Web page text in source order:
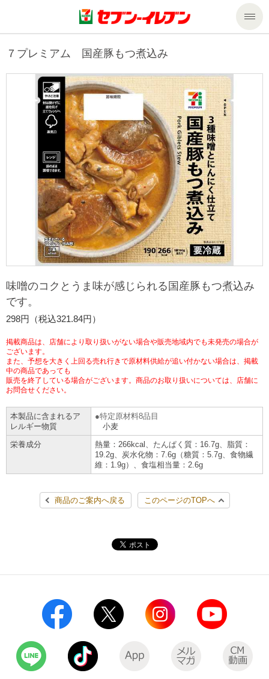
商品のご案内
商品のご案内トップ
今週の新商品
来週の新商品
商品カテゴリ一覧
セブンプレミアム
食の安全・安心への取組み
ギフト
プリペイドカード・金券
ニンテンドー・ダウンロードカード
セール・キャンペーン
サービス
サービストップ
nanacoトップ
マルチコピー機でできること
マルチコピー機でできることトップ
コピー
プリント
スキャン
ファクス
チケット
便利なサービス
宅配便
切手・はがき・印紙
セブン銀行ATM
ご利用可能なお支払い方法
各種料金のお支払い
自転車シェアリング（店舗限定）
モバイルバッテリーシェアリング（店舗限定）
チケットサービス
セブンチケット
チケットぴあ
イープラス
CNプレイガイド
セブン‐イレブンでお受取り
タワーレコード
セブンネットショッピング
停電時のサービス停止のお知らせ
企業情報
企業情報トップ
ニュースリリース
ごあいさつ
企業理念
会社概要
貸借対照表・損益計算書
沿革
国内店舗数
セブン-イレブンの歴史
私たちの取組み
サステナビリティ
サステナビリティトップ
セブン＆アイ・ホールディングスの重点課題
サステナビリティ活動基本方針
サステナビリティ推進体制
GREEN CHALLENGE 2050
4VISIONS
サステナビリティニュース
サステナビリティレポート
店舗検索
ネットショッピング
お問い合わせ
Language
English (Corporate)
English (Services)
한국어(서비스)
７プレミアム 国産豚もつ煮込み
味噌のコクとうま味が感じられる国産豚もつ煮込み
です。
298円（税込321.84円）
掲載商品は、店舗により取り扱いがない場合や販売地域内でも未発売の場合が
ございます。
また、予想を大きく上回る売れ行きで原材料供給が追い付かない場合は、掲載
中の商品であっても
販売を終了している場合がございます。商品のお取り扱いについては、店舗に
お問合せください。
本製品に含まれるア
レルギー物質
特定原材料8品目
小麦
栄養成分
熱量：266kcal、たんぱく質：16.7g、脂質：
19.2g、炭水化物：7.6g（糖質：5.7g、食物繊
維：1.9g）、食塩相当量：2.6g
商品のご案内へ戻る このページのTOPへ